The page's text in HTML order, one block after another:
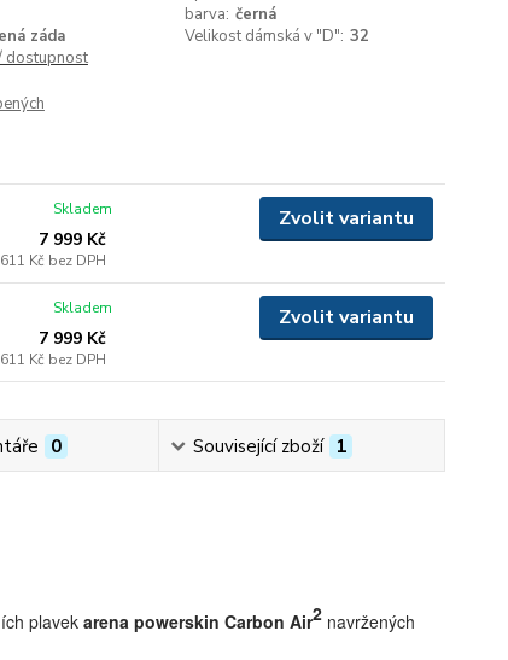
barva: černá
záda Velikost dámská v "D": 32
dostupnost
7 999 Kč
Kč bez DPH
Skladem Zvolit variantu
7 999 Kč
Kč bez DPH
Skladem Zvolit variantu
0 Související zboží 1
plavek arena powerskin Carbon Air2navržených